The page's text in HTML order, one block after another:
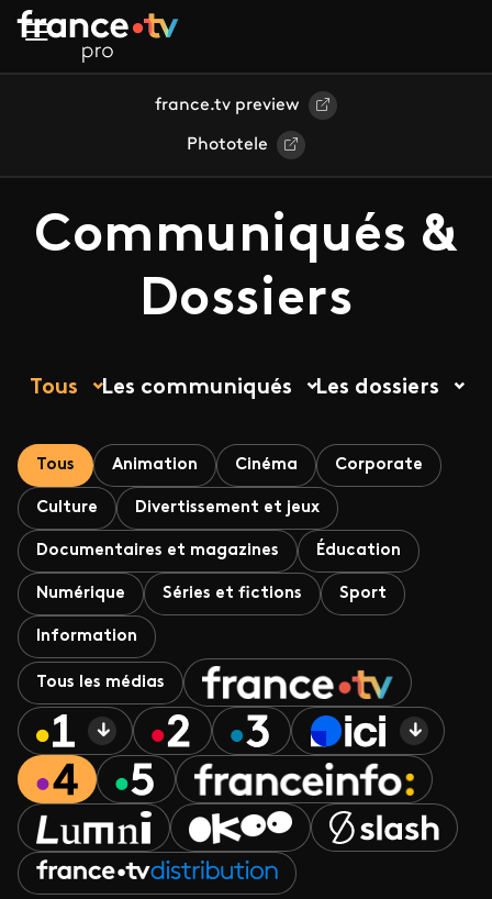
Aller au contenu principal
france.tv preview
Phototele
Communiqués &
Dossiers
Tous Les communiqués Les dossiers
Tous Animation Cinéma Corporate
Culture Divertissement et jeux
Documentaires et magazines Éducation
Numérique Séries et fictions Sport
Information
Tous les médias